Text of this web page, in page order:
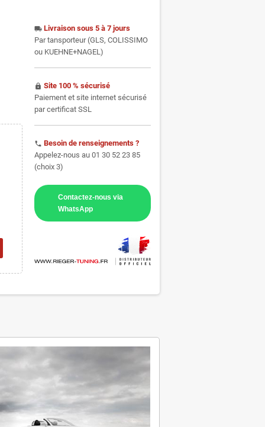
local_shipping Livraison sous 5 à 7 jours
Par tansporteur (GLS, COLISSIMO
ou KUEHNE+NAGEL)
https Site 100 % sécurisé
Paiement et site internet sécurisé
par certificat SSL
phone Besoin de renseignements ?
Appelez-nous au 01 30 52 23 85
(choix 3)
Contactez-nous via
WhatsApp